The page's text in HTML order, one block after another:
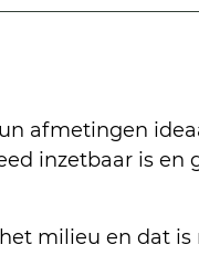
afmetingen
inzetbaar is en
milieu en dat is